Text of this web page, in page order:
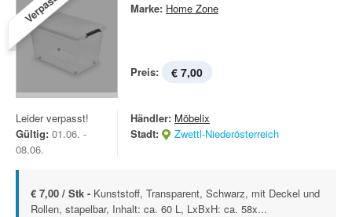
Marke: Home Zone
Preis: € 7,00
Leider verpasst!
Gültig: 01.06. -
08.06.
Händler: Möbelix
Stadt:
Zwettl-Niederösterreich
€ 7,00 / Stk - Kunststoff, Transparent, Schwarz, mit Deckel und
Rollen, stapelbar, Inhalt: ca. 60 L, LxBxH: ca. 58x...